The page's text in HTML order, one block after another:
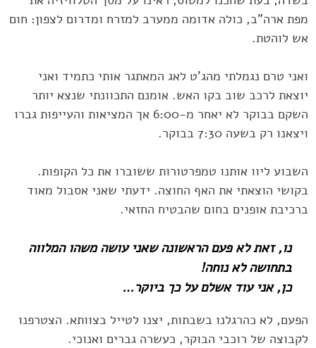
מפת ארה"ב, כולה ‏אדומה ממערב למזרח ומדרום לצפון: חום
אש לוהטת. ‏
ואני טרם נגמלתי מהג'ט לאג המאתגר אותי כתמיד ואני
יוצאת לרכב שוב ‏בקו האש. אומנם התכוונתי שנצא יותר
השקם בבוקר לא יאחר מ-6:00 אך ‏המציאות והעייפות גברו
ויצאנו רק בשעה 7:30 בבוקר.‏
השבוע ליוו אותנו טמפרטורות ששוברו את כל הקופות.
בקושי הוצאתי את ‏האף החוצה. ידעתי שאני אסבול מאוד
ברכיבת אופנים בחום שהבטיח ‏החזאי.
נו, זאת לא פעם הראשונה שאני עושה משהו המלווה
בתחושה לא נוחה!
כן, אני עוד אשלם על כך ביוקר…‏
הפעם, לא כהרגלנו בשבתות, יצנו לטייל בצוותא. הצטרפנו
לקבוצה של ‏רוכבי הבוקר, כעשרה גברים ואנוכי.‏